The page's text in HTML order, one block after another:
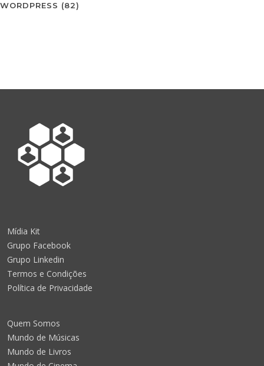
WORDPRESS (82)
Mídia Kit
Grupo Facebook
Grupo Linkedin
Termos e Condições
Política de Privacidade
Quem Somos
Mundo de Músicas
Mundo de Livros